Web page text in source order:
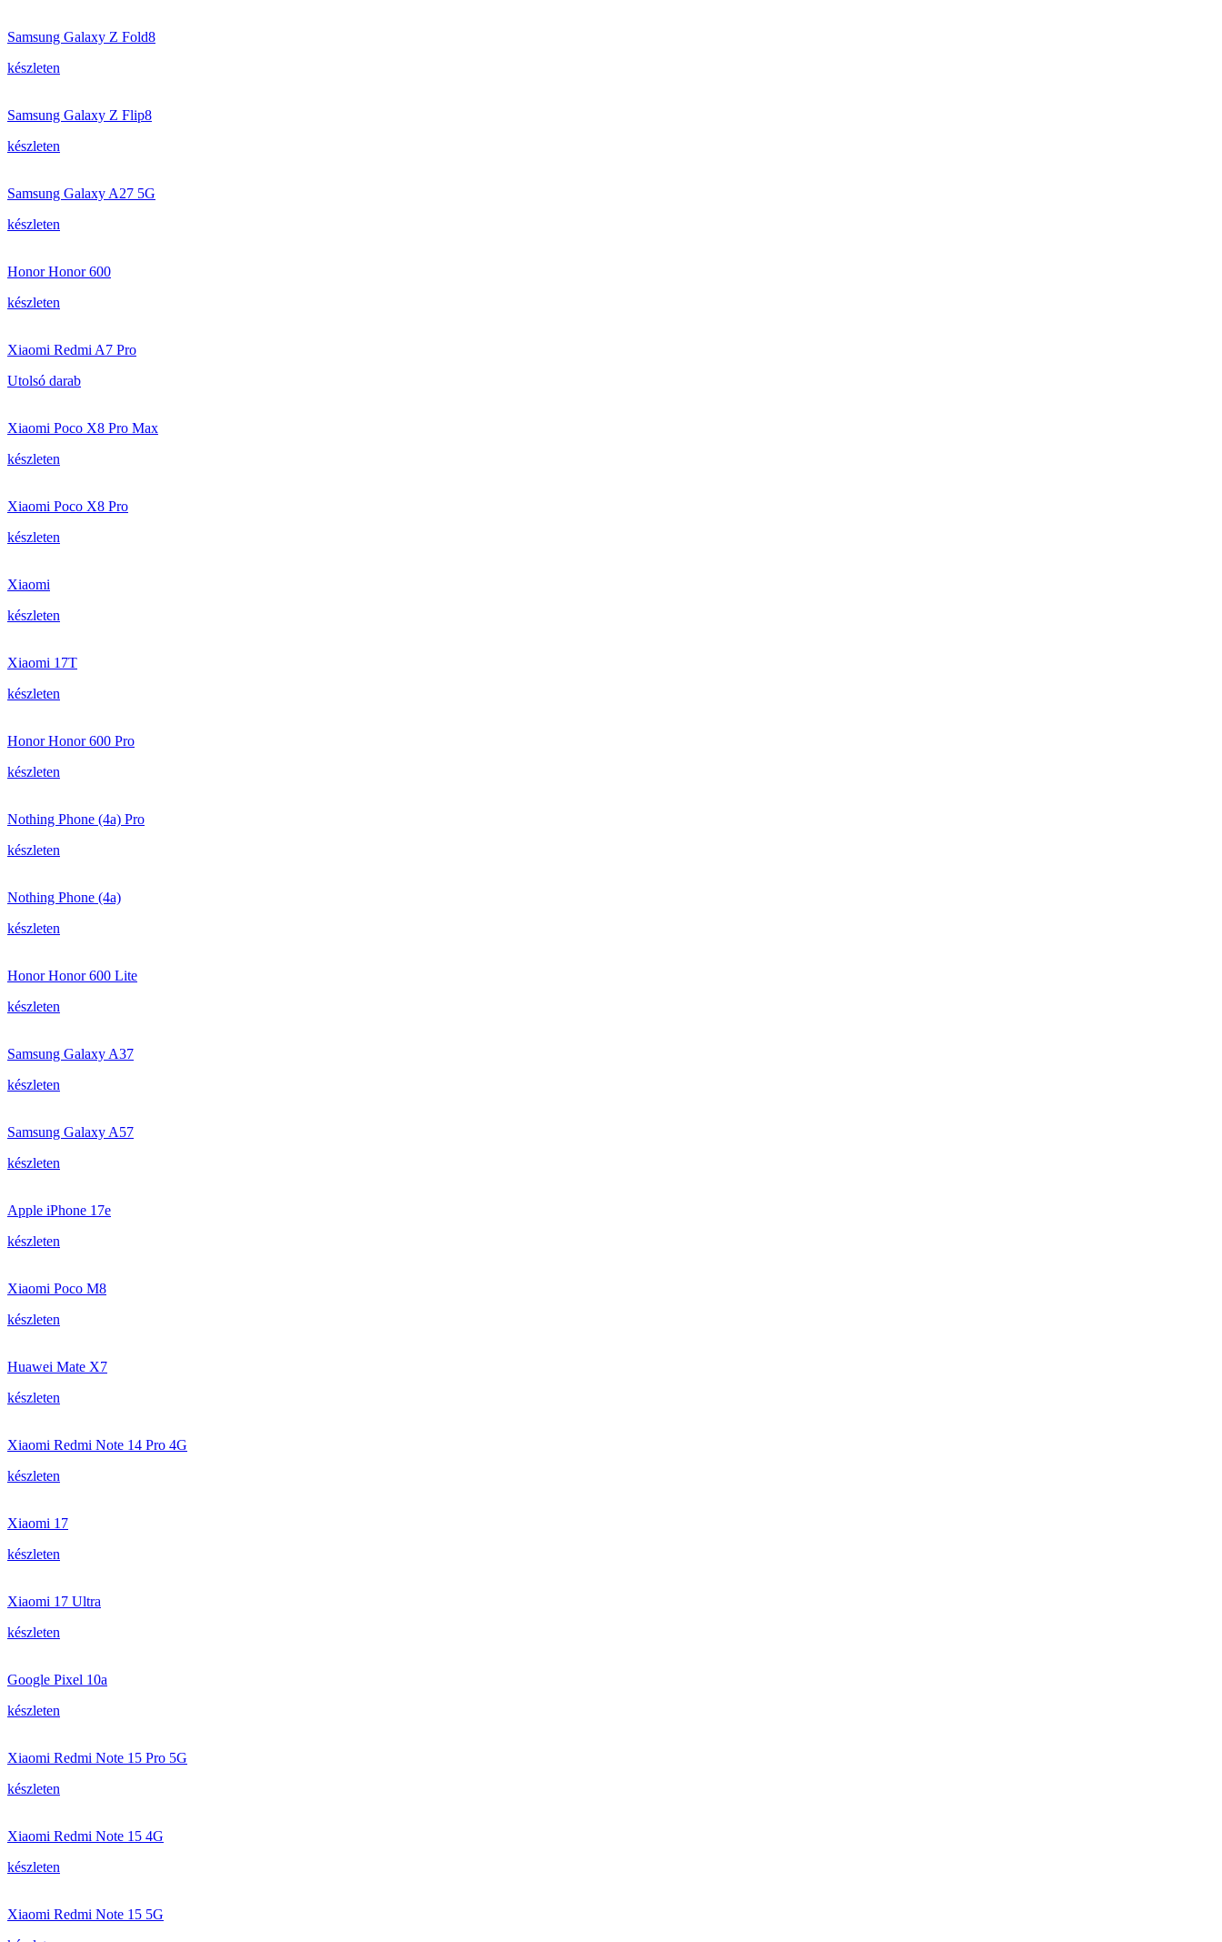
Samsung Galaxy Z Fold8
készleten
Samsung Galaxy Z Flip8
készleten
Samsung Galaxy A27 5G
készleten
Honor Honor 600
készleten
Xiaomi Redmi A7 Pro
Utolsó darab
Xiaomi Poco X8 Pro Max
készleten
Xiaomi Poco X8 Pro
készleten
Xiaomi
készleten
Xiaomi 17T
készleten
Honor Honor 600 Pro
készleten
Nothing Phone (4a) Pro
készleten
Nothing Phone (4a)
készleten
Honor Honor 600 Lite
készleten
Samsung Galaxy A37
készleten
Samsung Galaxy A57
készleten
Apple iPhone 17e
készleten
Xiaomi Poco M8
készleten
Huawei Mate X7
készleten
Xiaomi Redmi Note 14 Pro 4G
készleten
Xiaomi 17
készleten
Xiaomi 17 Ultra
készleten
Google Pixel 10a
készleten
Xiaomi Redmi Note 15 Pro 5G
készleten
Xiaomi Redmi Note 15 4G
készleten
Xiaomi Redmi Note 15 5G